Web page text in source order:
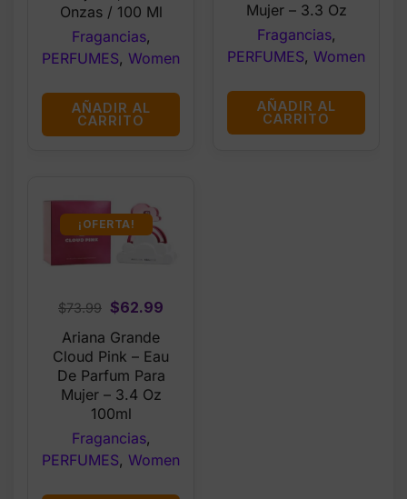
Onzas / 100 Ml
Fragancias,
PERFUMES, Women
AÑADIR AL
CARRITO
$66.99.
Mujer – 3.3 Oz
Fragancias,
PERFUMES, Women
AÑADIR AL
CARRITO
¡OFERTA!
$73.99 Original
price
was:
$73.99.
$62.99
is:
$62.99.
Ariana Grande
Cloud Pink – Eau
De Parfum Para
Mujer – 3.4 Oz
100ml
Fragancias,
PERFUMES, Women